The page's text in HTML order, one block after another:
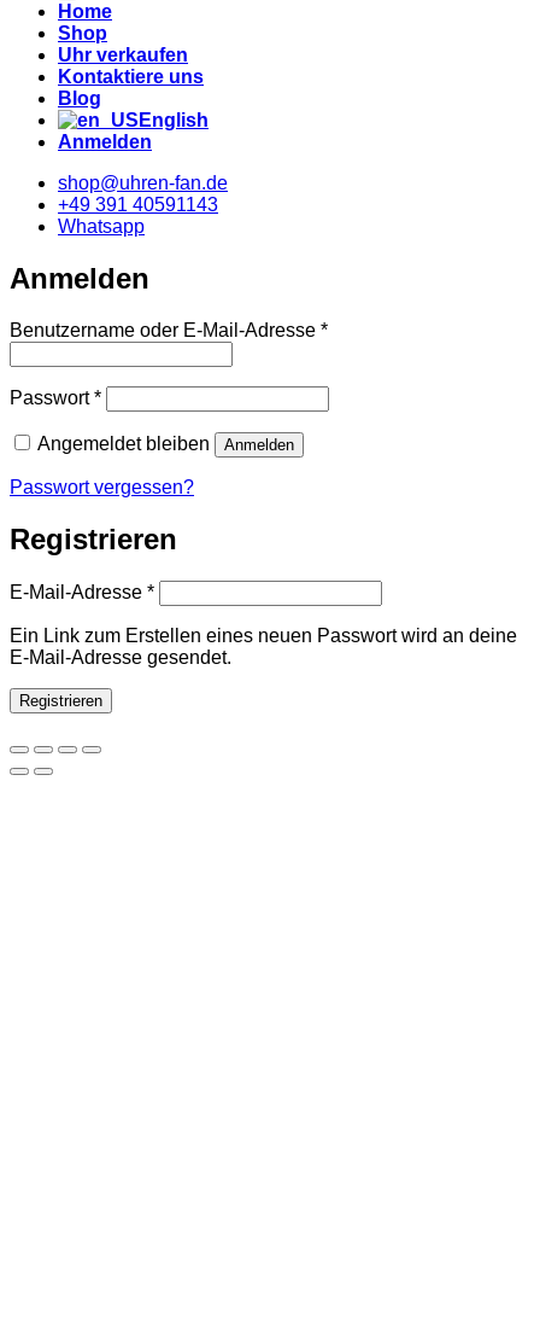
Home
Shop
Uhr verkaufen
Kontaktiere uns
Blog
English
Anmelden
shop@uhren-fan.de
+49 391 40591143
Whatsapp
Anmelden
Benutzername oder E-Mail-Adresse *Erforderlich
Passwort*Erforderlich
Angemeldet bleiben Anmelden
Passwort vergessen?
Registrieren
E-Mail-Adresse *Erforderlich
Ein Link zum Erstellen eines neuen Passwort wird an deine
E-Mail-Adresse gesendet.
Registrieren